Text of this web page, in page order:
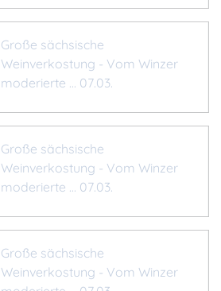
Große sächsische
Weinverkostung - Vom Winzer
moderierte ... 07.03.
Große sächsische
Weinverkostung - Vom Winzer
moderierte ... 07.03.
Große sächsische
Weinverkostung - Vom Winzer